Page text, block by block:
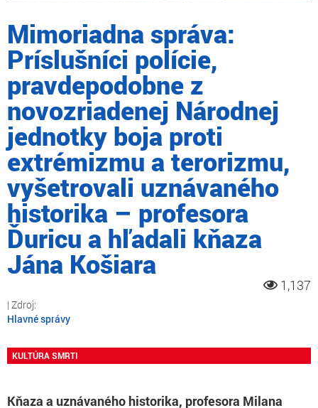
Mimoriadna správa:
Príslušníci polície,
pravdepodobne z
novozriadenej Národnej
jednotky boja proti
extrémizmu a terorizmu,
vyšetrovali uznávaného
historika – profesora
Ďuricu a hľadali kňaza
Jána Košiara
1,137
Hlavné správy
KULTÚRA SMRTI
Kňaza a uznávaného historika, profesora Milana